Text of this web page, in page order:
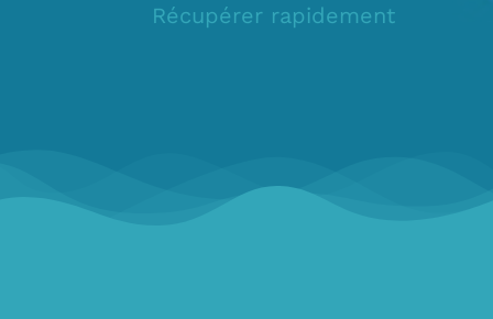
Récupérer rapidement